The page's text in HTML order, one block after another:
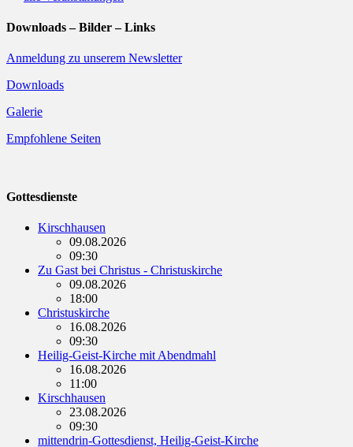
Downloads – Bilder – Links
Anmeldung zu unserem Newsletter
Downloads
Galerie
Empfohlene Seiten
Gottesdienste
Kirschhausen
09.08.2026
09:30
Zu Gast bei Christus - Christuskirche
09.08.2026
18:00
Christuskirche
16.08.2026
09:30
Heilig-Geist-Kirche mit Abendmahl
16.08.2026
11:00
Kirschhausen
23.08.2026
09:30
mittendrin-Gottesdienst, Heilig-Geist-Kirche